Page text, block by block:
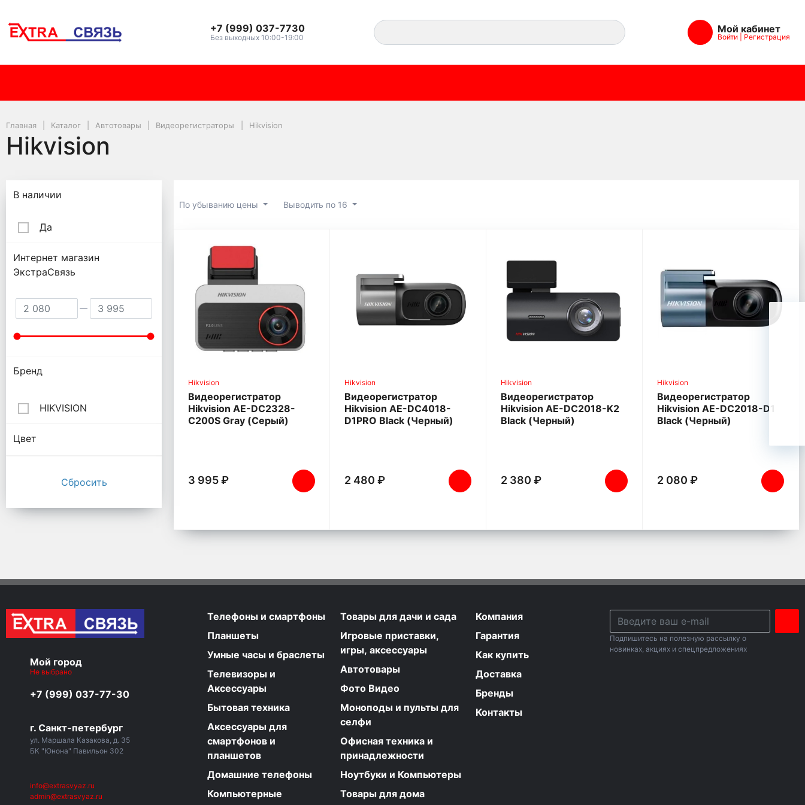
+7 (999) 037-7730
Без выходных 10:00-19:00
Мой кабинет
Войти Регистрация
Главная Каталог Автотовары Видеорегистраторы Hikvision
Hikvision
По убыванию цены Выводить по 16
Hikvision
Hikvision
Видеорегистратор
Hikvision AE-DC2328-
C200S Gray (Серый)
3 995 ₽
Hikvision
Видеорегистратор
Hikvision AE-DC4018-
D1PRO Black (Черный)
2 480 ₽
Hikvision
Видеорегистратор
Hikvision AE-DC2018-K2
Black (Черный)
2 380 ₽
Hikvision
Видеорегистратор
Hikvision AE-DC2018-D1
Black (Черный)
2 080 ₽
Подбор параметров
В наличии
Да
Интернет магазин
ЭкстраСвязь
Бренд
HIKVISION
Цвет
Мой город
Не выбрано
+7 (999) 037-77-30
г. Санкт-петербург
ул. Маршала Казакова, д. 35
БК "Юнона" Павильон 302
info@extrasvyaz.ru
admin@extrasvyaz.ru
Телефоны и смартфоны
Планшеты
Умные часы и браслеты
Телевизоры и
Аксессуары
Бытовая техника
Аксессуары для
смартфонов и
планшетов
Домашние телефоны
Компьютерные
Товары для дачи и сада
Игровые приставки,
игры, аксессуары
Автотовары
Фото Видео
Моноподы и пульты для
селфи
Офисная техника и
принадлежности
Ноутбуки и Компьютеры
Товары для дома
Компания
Гарантия
Как купить
Доставка
Бренды
Контакты
Подпишитесь на полезную рассылку о
новинках, акциях и спецпредложениях